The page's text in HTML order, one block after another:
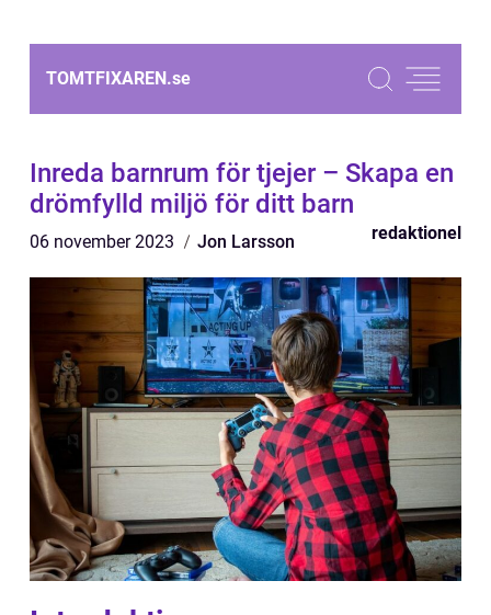
TOMTFIXAREN.se
Inreda barnrum för tjejer – Skapa en
drömfylld miljö för ditt barn
06 november 2023 Jon Larsson redaktionel